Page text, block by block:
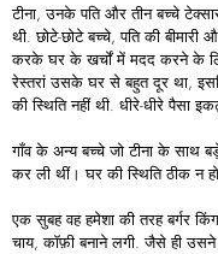
टीना, उनके पति और तीन बच्चे
थी. छोटे-छोटे बच्चे, पति की
करके घर के खर्चों में मदद करने के
रेस्तरां उसके घर से बहुत दूर था,
की स्थिति नहीं थी. धीरे-धीरे पैसा
गाँव के अन्य बच्चे जो टीना के साथ
कर ली थीं। घर की स्थिति ठीक न
एक सुबह वह हमेशा की तरह बर्गर
चाय, कॉफ़ी बनाने लगी. जैसे ही